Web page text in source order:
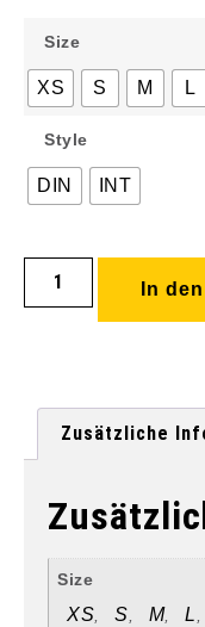
Size
XS S M L
Style
DIN INT
In
Zusätzliche
Size
XS, S, M, L,